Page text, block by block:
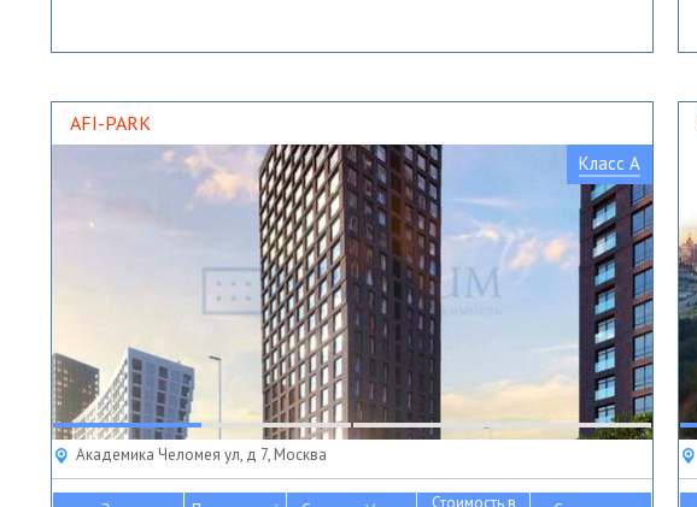
AFI-PARK
Класс A
Академика Челомея ул, д 7, Москва
Стоимость в